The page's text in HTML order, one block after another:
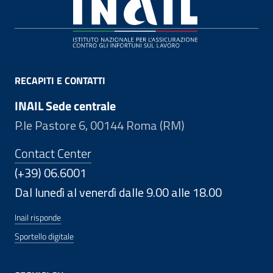
RECAPITI E CONTATTI
INAIL Sede centrale
P.le Pastore 6, 00144 Roma (RM)
Contact Center
(+39) 06.6001
Dal lunedì al venerdì dalle 9.00 alle 18.00
Inail risponde
Sportello digitale